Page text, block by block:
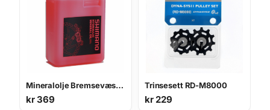
Mineralolje Bremsevæske 1L
kr369
Trinsesett RD-M8000
kr229